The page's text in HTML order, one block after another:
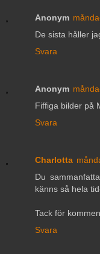
Anonym
De sista håller
Svara
Anonym
Fiffiga bilder på
Svara
Charlotta
Du
känns så hela
Tack för
Svara